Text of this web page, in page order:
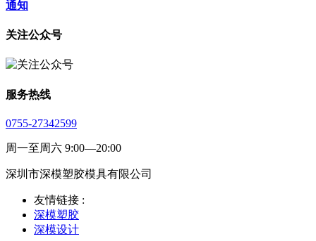
通知
关注公众号
服务热线
0755-27342599
周一至周六 9:00—20:00
深圳市深模塑胶模具有限公司
友情链接 :
深模塑胶
深模设计